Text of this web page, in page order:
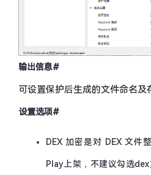
输出信息#
可设置保护后生成的文件命名及
设置选项#
DEX 加密是对 DEX 文件
Play上架，不建议勾选